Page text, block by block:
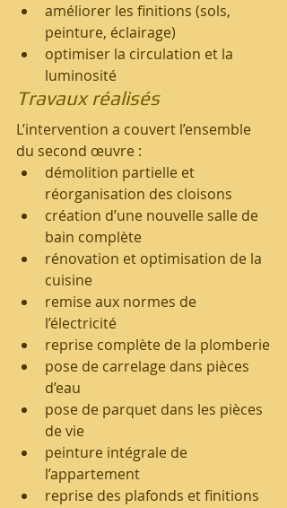
améliorer les finitions (sols,
peinture, éclairage)
optimiser la circulation et la
luminosité
Travaux réalisés
L’intervention a couvert l’ensemble
du second œuvre :
démolition partielle et
réorganisation des cloisons
création d’une nouvelle salle de
bain complète
rénovation et optimisation de la
cuisine
remise aux normes de
l’électricité
reprise complète de la plomberie
pose de carrelage dans pièces
d’eau
pose de parquet dans les pièces
de vie
peinture intégrale de
l’appartement
reprise des plafonds et finitions